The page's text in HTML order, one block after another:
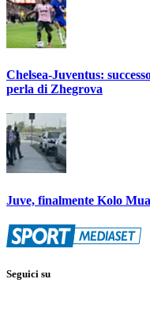
Chelsea-Juventus:
perla di Zhegrova
Juve, finalmente Kolo
Seguici su